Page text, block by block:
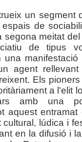
un segment
de
segona meitat
de tipus
una
agent
Els
a l'elit
amb una
aquest
cultural, lúdica i
en la difusió i